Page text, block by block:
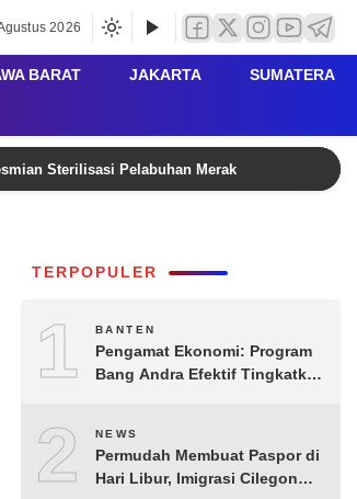
2026
BARAT JAKARTA SUMATERA
Sterilisasi Pelabuhan Merak
TERPOPULER
1 BANTEN
Pengamat Ekonomi: Program
Bang Andra Efektif Tingkatkan
2 NEWS
Permudah Membuat Paspor di
Hari Libur, Imigrasi Cilegon